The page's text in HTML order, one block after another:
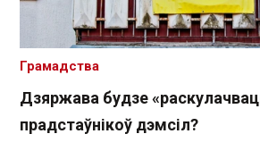
Дзяржава будзе
прадстаўнікоў дэмсіл?
Грамадства